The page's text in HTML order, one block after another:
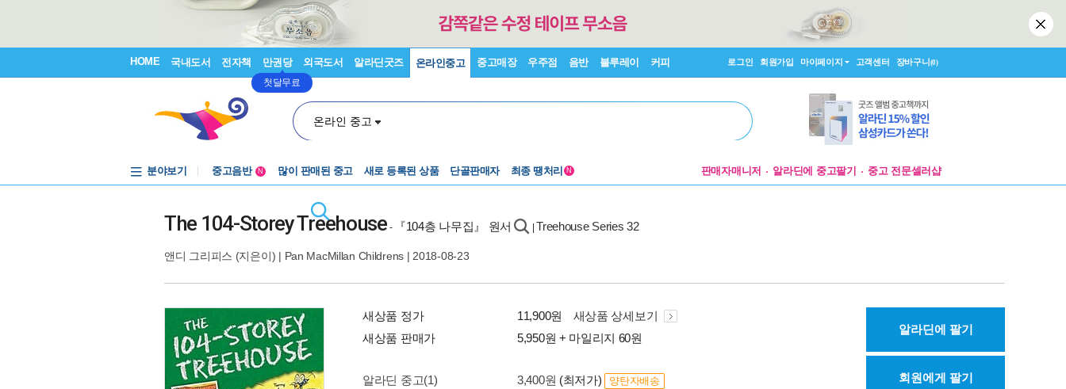
HOME 국내도서 전자책 만권당
첫달무료
외국도서 알라딘굿즈 온라인중고 중고매장 우주점 음반 블루레이 커피 로그인 회원가입 마이페이지 고객센터 장바구니(0)
온라인 중고
분야보기
중고음반
N 많이 판매된 중고 새로 등록된 상품 단골판매자 최종 땡처리 N 판매자매니저 알라딘에 중고팔기 중고 전문셀러샵
The 104-Storey Treehouse- 『104층 나무집』 원서 Treehouse Series 32
앤디 그리피스 (지은이) | Pan MacMillan Childrens | 2018-08-23
새상품 정가 11,900원
새상품 상세보기
새상품 판매가
5,950원 + 마일리지 60원
알라딘 중고(1) 3,400원 (최저가) 양탄자배송
알라딘에 팔기
회원에게 팔기